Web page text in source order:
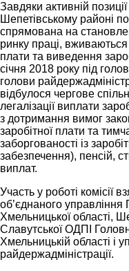
Завдяки активній
Шепетівському районі
спрямована на
ринку праці, вживаються
плати та виведення
січня 2018 року під
голови
відбулося чергове
легалізації виплати
з дотримання вимог
заробітної плати та
заборгованості із
забезпечення), пенсій,
виплат.
Участь у роботі комісії
об’єднаного
Хмельницької області,
Славутської ОДПІ
Хмельницькій області і
райдержадміністрації.